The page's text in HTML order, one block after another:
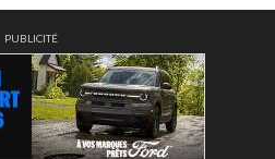
PUBLICITÉ